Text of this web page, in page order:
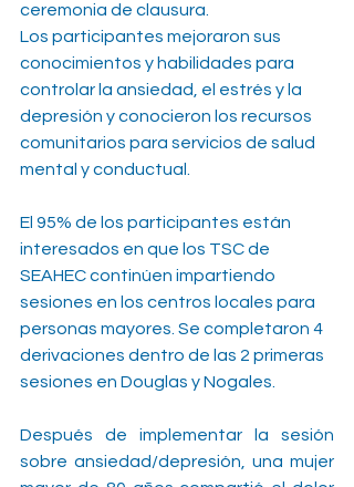
ceremonia de clausura.
Los participantes mejoraron sus
conocimientos y habilidades para
controlar la ansiedad, el estrés y la
depresión y conocieron los recursos
comunitarios para servicios de salud
mental y conductual.
El 95% de los participantes están
interesados en que los TSC de
SEAHEC continúen impartiendo
sesiones en los centros locales para
personas mayores. Se completaron 4
derivaciones dentro de las 2 primeras
sesiones en Douglas y Nogales.
Después de implementar la sesión
sobre ansiedad/depresión, una mujer